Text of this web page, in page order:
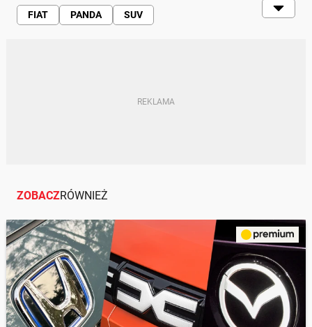
FIAT PANDA
SUV
ZOBACZRÓWNIEŻ